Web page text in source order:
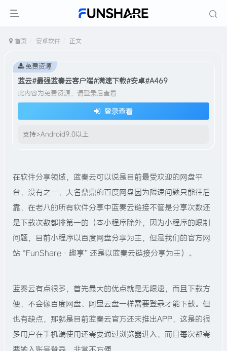
首页 安卓软件 正文
蓝云#最强蓝奏云客户端#满速下载#安卓#A469
此内容为免费资源，请登录后查看
登录查看
支持>Android9.0以上
免费资源
在软件分享领域，蓝奏云可以说是目前最受欢迎的网盘平
台，没有之一，大名鼎鼎的百度网盘因为限速问题只能往后
靠，在老八的所有软件分享中蓝奏云链接不管是分享次数还
是下载次数都排第一的（本小程序除外，因为小程序的限制
问题，目前小程序以百度网盘分享为主，但是我们的官方网
站“FunShare·趣享”还是以蓝奏云链接分享为主）。
蓝奏云有点很多，首先最大的优点就是无限速，而且下载方
便，不会像百度网盘、阿里云盘一样需要登录才能下载。但
也有缺点，那就是目前蓝奏云官方还未推出APP，这是的很
多用户在手机端使用还需要通过浏览器进入，而且每次都需